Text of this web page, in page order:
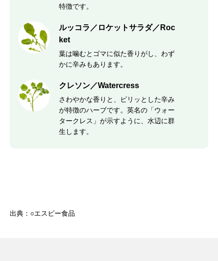
特徴です。
ルッコラ／ロケットサラダ／Roc
ket
葉は噛むとゴマに似た香りがし、わず
かに辛みもあります。
クレソン／Watercress
さわやかな香りと、ピリッとした辛み
が特徴のハーブです。英名の「ウォー
タークレス」が示すように、水辺に群
生します。
出典：○エスビー食品